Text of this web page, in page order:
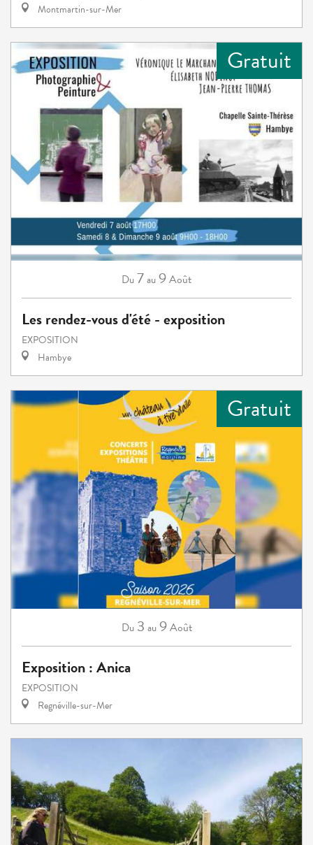
Montmartin-sur-Mer
Gratuit
Du7au9Août
Les rendez-vous d'été - exposition
EXPOSITION
Hambye
Gratuit
Du 3 au 9Août
Exposition : Anica
EXPOSITION
Regnéville-sur-Mer